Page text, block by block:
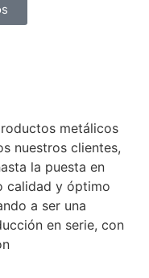
metálicos
nuestros clientes,
la puesta en
calidad y óptimo
a ser una
en serie, con